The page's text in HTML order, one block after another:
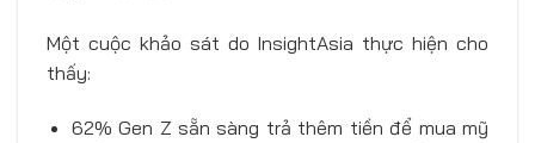
Một cuộc khảo sát do InsightAsia thực hiện cho
thấy:
62% Gen Z sẵn sàng trả thêm tiền để mua mỹ